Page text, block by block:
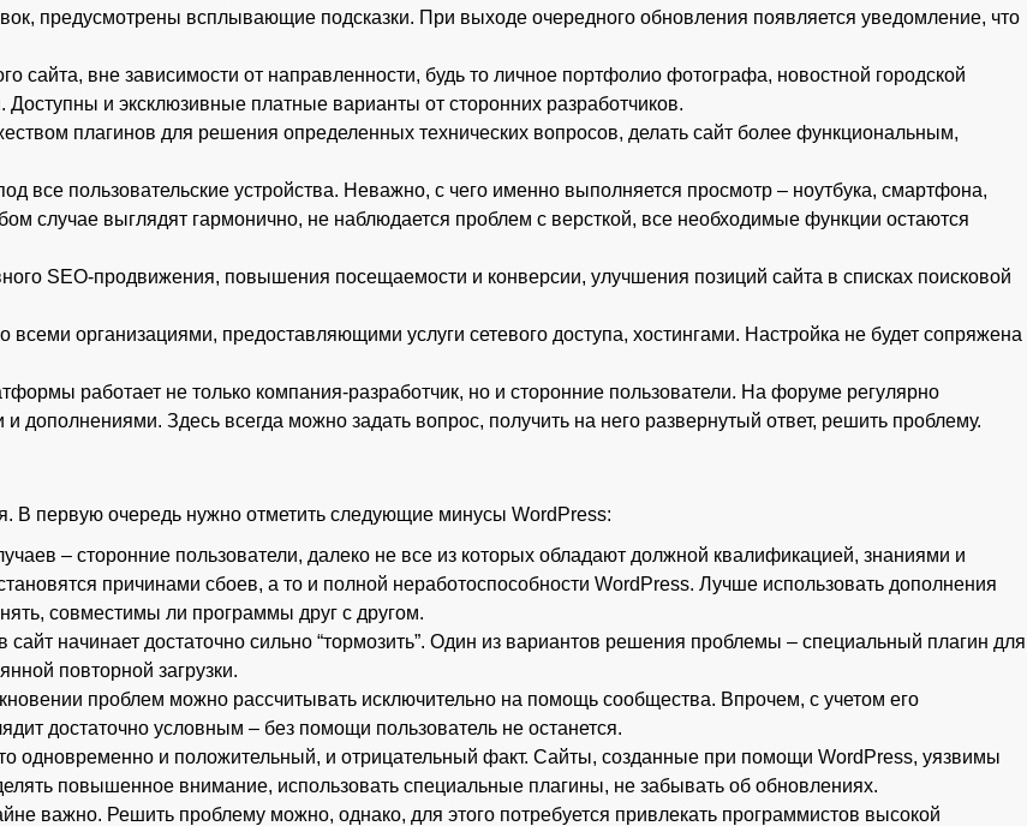
предусмотрены всплывающие подсказки. При выходе очередного обновления появляется уведомление, что
вне зависимости от направленности, будь то личное портфолио фотографа, новостной городской
Доступны и эксклюзивные платные варианты от сторонних разработчиков.
плагинов для решения определенных технических вопросов, делать сайт более функциональным,
все пользовательские устройства. Неважно, с чего именно выполняется просмотр – ноутбука, смартфона,
случае выглядят гармонично, не наблюдается проблем с версткой, все необходимые функции остаются
SEO-продвижения, повышения посещаемости и конверсии, улучшения позиций сайта в списках поисковой
организациями, предоставляющими услуги сетевого доступа, хостингами. Настройка не будет сопряжена
работает не только компания-разработчик, но и сторонние пользователи. На форуме регулярно
Здесь всегда можно задать вопрос, получить на него развернутый ответ, решить проблему.
В первую очередь нужно отметить следующие минусы WordPress:
– сторонние пользователи, далеко не все из которых обладают должной квалификацией, знаниями и
причинами сбоев, а то и полной неработоспособности WordPress. Лучше использовать дополнения
совместимы ли программы друг с другом.
сайт начинает достаточно сильно “тормозить”. Один из вариантов решения проблемы – специальный плагин для
повторной загрузки.
проблем можно рассчитывать исключительно на помощь сообщества. Впрочем, с учетом его
достаточно условным – без помощи пользователь не останется.
одновременно и положительный, и отрицательный факт. Сайты, созданные при помощи WordPress, уязвимы
повышенное внимание, использовать специальные плагины, не забывать об обновлениях.
важно. Решить проблему можно, однако, для этого потребуется привлекать программистов высокой